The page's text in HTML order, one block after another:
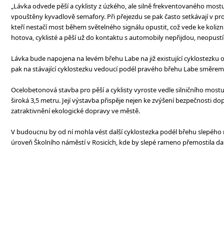
„Lávka odvede pěší a cyklisty z úzkého, ale silně frekventovaného
vpouštěny kyvadlově semafory. Při přejezdu se pak často setkávají v
kteří nestačí most během světelného signálu opustit, což vede ke
hotova, cyklisté a pěší už do kontaktu s automobily nepřijdou,
Lávka bude napojena na levém břehu Labe na již existující cyklostezku
pak na stávající cyklostezku vedoucí podél pravého břehu Labe
Ocelobetonová stavba pro pěší a cyklisty vyroste vedle silničního
široká 3,5 metru. Její výstavba přispěje nejen ke zvýšení bezpečnosti
zatraktivnění ekologické dopravy ve městě.
V budoucnu by od ní mohla vést další cyklostezka podél břehu slepého
úroveň Školního náměstí v Rosicích, kde by slepé rameno přemostila